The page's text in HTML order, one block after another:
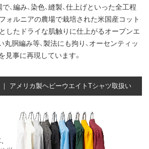
、編み、染色、縫製、仕上げといった全工程
ォルニアの農場で栽培された米国産コット
したドライな肌触りに仕上がるオープンエ
丸胴編み等、製法にも拘り、オーセンティッ
見事に再現しています。
アメリカ製ヘビーウエイトTシャツ取扱い